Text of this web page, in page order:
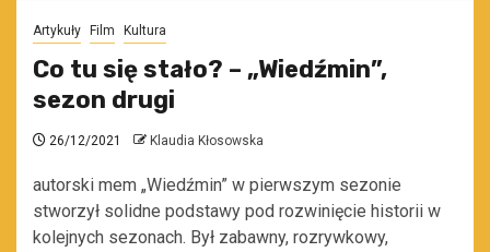
Artykuły Film Kultura
Co tu się stało? – „Wiedźmin”,
sezon drugi
26/12/2021 Klaudia Kłosowska
autorski mem „Wiedźmin” w pierwszym sezonie
stworzył solidne podstawy pod rozwinięcie historii w
kolejnych sezonach. Był zabawny, rozrywkowy,